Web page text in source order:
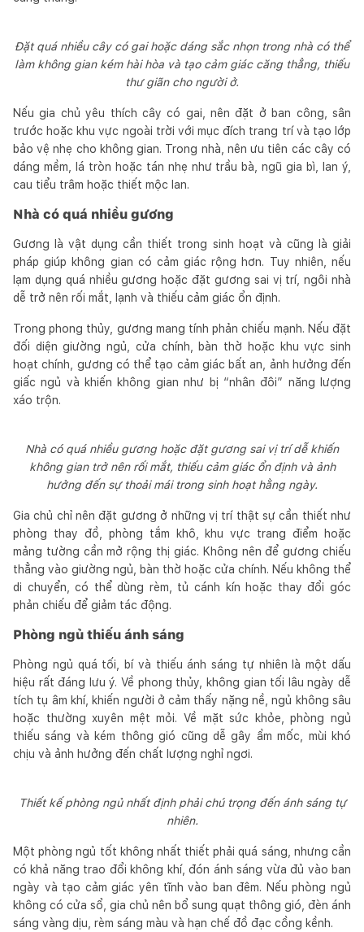
Đặt quá nhiều cây có gai hoặc dáng sắc nhọn trong nhà có thể
làm không gian kém hài hòa và tạo cảm giác căng thẳng, thiếu
thư giãn cho người ở.
Nếu gia chủ yêu thích cây có gai, nên đặt ở ban công, sân
trước hoặc khu vực ngoài trời với mục đích trang trí và tạo lớp
bảo vệ nhẹ cho không gian. Trong nhà, nên ưu tiên các cây có
dáng mềm, lá tròn hoặc tán nhẹ như trầu bà, ngũ gia bì, lan ý,
cau tiểu trâm hoặc thiết mộc lan.
Nhà có quá nhiều gương
Gương là vật dụng cần thiết trong sinh hoạt và cũng là giải
pháp giúp không gian có cảm giác rộng hơn. Tuy nhiên, nếu
lạm dụng quá nhiều gương hoặc đặt gương sai vị trí, ngôi nhà
dễ trở nên rối mắt, lạnh và thiếu cảm giác ổn định.
Trong phong thủy, gương mang tính phản chiếu mạnh. Nếu đặt
đối diện giường ngủ, cửa chính, bàn thờ hoặc khu vực sinh
hoạt chính, gương có thể tạo cảm giác bất an, ảnh hưởng đến
giấc ngủ và khiến không gian như bị “nhân đôi” năng lượng
xáo trộn.
Nhà có quá nhiều gương hoặc đặt gương sai vị trí dễ khiến
không gian trở nên rối mắt, thiếu cảm giác ổn định và ảnh
hưởng đến sự thoải mái trong sinh hoạt hằng ngày.
Gia chủ chỉ nên đặt gương ở những vị trí thật sự cần thiết như
phòng thay đồ, phòng tắm khô, khu vực trang điểm hoặc
mảng tường cần mở rộng thị giác. Không nên để gương chiếu
thẳng vào giường ngủ, bàn thờ hoặc cửa chính. Nếu không thể
di chuyển, có thể dùng rèm, tủ cánh kín hoặc thay đổi góc
phản chiếu để giảm tác động.
Phòng ngủ thiếu ánh sáng
Phòng ngủ quá tối, bí và thiếu ánh sáng tự nhiên là một dấu
hiệu rất đáng lưu ý. Về phong thủy, không gian tối lâu ngày dễ
tích tụ âm khí, khiến người ở cảm thấy nặng nề, ngủ không sâu
hoặc thường xuyên mệt mỏi. Về mặt sức khỏe, phòng ngủ
thiếu sáng và kém thông gió cũng dễ gây ẩm mốc, mùi khó
chịu và ảnh hưởng đến chất lượng nghỉ ngơi.
Thiết kế phòng ngủ nhất định phải chú trọng đến ánh sáng tự
nhiên.
Một phòng ngủ tốt không nhất thiết phải quá sáng, nhưng cần
có khả năng trao đổi không khí, đón ánh sáng vừa đủ vào ban
ngày và tạo cảm giác yên tĩnh vào ban đêm. Nếu phòng ngủ
không có cửa sổ, gia chủ nên bổ sung quạt thông gió, đèn ánh
sáng vàng dịu, rèm sáng màu và hạn chế đồ đạc cồng kềnh.